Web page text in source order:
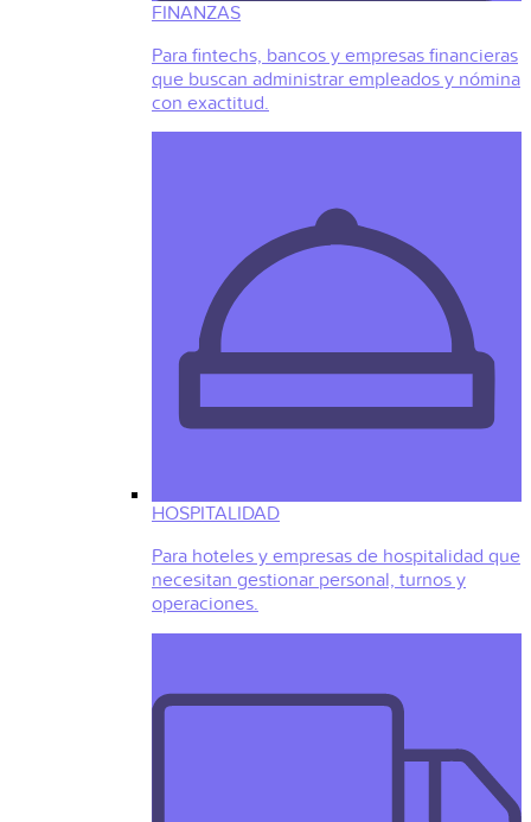
FINANZAS
Para fintechs, bancos y empresas financieras
que buscan administrar empleados y nómina
con exactitud.
HOSPITALIDAD
Para hoteles y empresas de hospitalidad que
necesitan gestionar personal, turnos y
operaciones.